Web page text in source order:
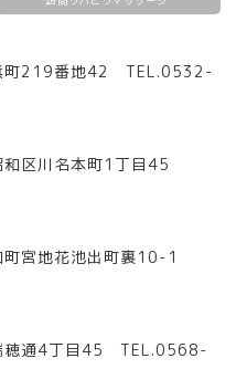
町219番地42 TEL.0532-
区川名本町1丁目45
宮地花池出町裏10-1
通4丁目45 TEL.0568-